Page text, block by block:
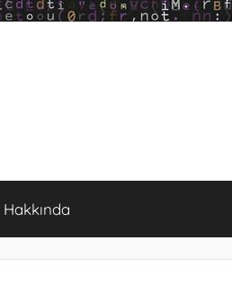
Hakkında